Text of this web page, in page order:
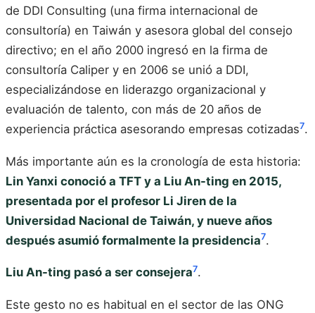
de DDI Consulting (una firma internacional de
consultoría) en Taiwán y asesora global del consejo
directivo; en el año 2000 ingresó en la firma de
consultoría Caliper y en 2006 se unió a DDI,
especializándose en liderazgo organizacional y
evaluación de talento, con más de 20 años de
experiencia práctica asesorando empresas cotizadas7.
Más importante aún es la cronología de esta historia:
Lin Yanxi conoció a TFT y a Liu An-ting en 2015,
presentada por el profesor Li Jiren de la
Universidad Nacional de Taiwán, y nueve años
después asumió formalmente la presidencia7.
Liu An-ting pasó a ser consejera7.
Este gesto no es habitual en el sector de las ONG